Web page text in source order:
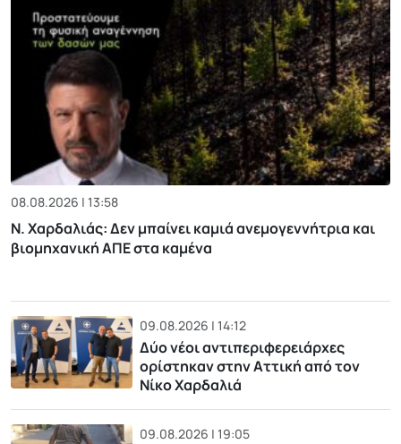
08.08.2026 | 13:58
Ν. Χαρδαλιάς: Δεν μπαίνει καμιά ανεμογεννήτρια και
βιομηχανική ΑΠΕ στα καμένα
09.08.2026 | 14:12
Δύο νέοι αντιπεριφερειάρχες
ορίστηκαν στην Αττική από τον
Νίκο Χαρδαλιά
09.08.2026 | 19:05